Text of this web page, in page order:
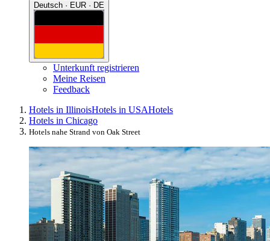
Deutsch · EUR · DE
Unterkunft registrieren
Meine Reisen
Feedback
Hotels in IllinoisHotels in USAHotels
Hotels in Chicago
Hotels nahe Strand von Oak Street